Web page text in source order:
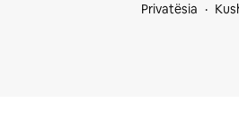
Privatësia